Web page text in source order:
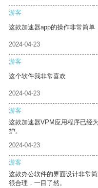
游客
这款加速器app的操作非常简单
2024-04-23
游客
这个软件我非常喜欢
2024-04-23
游客
这款加速器VPM应用程序已经
护。
2024-04-23
游客
这款办公软件的界面设计非常
很合理，一目了然。